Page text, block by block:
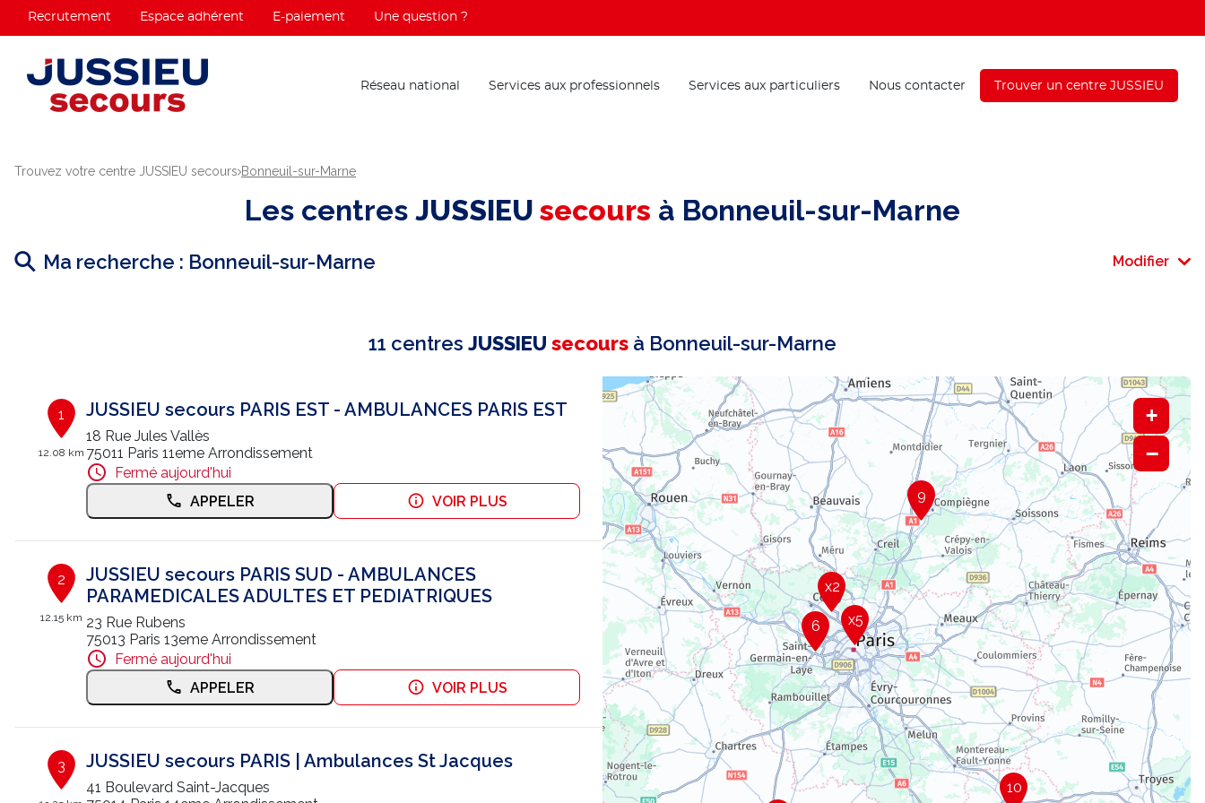
Recrutement Espace adhérent E-paiement Une question ?
Réseau national Services aux professionnels Services aux particuliers Nous contacter Trouver un centre JUSSIEU
Trouvez votre centre JUSSIEU secours Bonneuil-sur-Marne
Les centres JUSSIEU secours à Bonneuil-sur-Marne
Ma recherche : Bonneuil-sur-Marne Modifier
11 centres JUSSIEU secours à Bonneuil-sur-Marne
1
12.08 km
JUSSIEU secours PARIS EST - AMBULANCES PARIS EST
18 Rue Jules Vallès
75011 Paris 11eme Arrondissement
Fermé aujourd'hui
APPELER
VOIR PLUS
2
12.15 km
JUSSIEU secours PARIS SUD - AMBULANCES
PARAMEDICALES ADULTES ET PEDIATRIQUES
23 Rue Rubens
75013 Paris 13eme Arrondissement
Fermé aujourd'hui
APPELER
VOIR PLUS
3 JUSSIEU secours PARIS | Ambulances St Jacques
41 Boulevard Saint-Jacques
10
9
6
x2
x5
+
−